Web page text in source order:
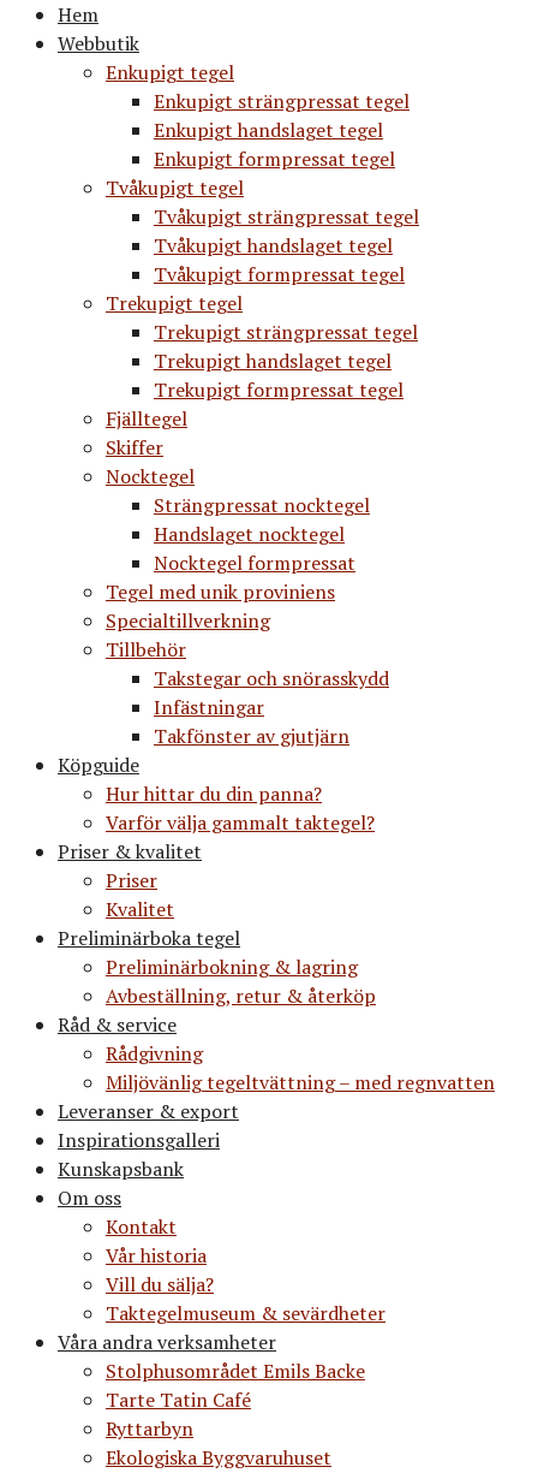
Hem
Webbutik
Enkupigt tegel
Enkupigt strängpressat tegel
Enkupigt handslaget tegel
Enkupigt formpressat tegel
Tvåkupigt tegel
Tvåkupigt strängpressat tegel
Tvåkupigt handslaget tegel
Tvåkupigt formpressat tegel
Trekupigt tegel
Trekupigt strängpressat tegel
Trekupigt handslaget tegel
Trekupigt formpressat tegel
Fjälltegel
Skiffer
Nocktegel
Strängpressat nocktegel
Handslaget nocktegel
Nocktegel formpressat
Tegel med unik proviniens
Specialtillverkning
Tillbehör
Takstegar och snörasskydd
Infästningar
Takfönster av gjutjärn
Köpguide
Hur hittar du din panna?
Varför välja gammalt taktegel?
Priser & kvalitet
Priser
Kvalitet
Preliminärboka tegel
Preliminärbokning & lagring
Avbeställning, retur & återköp
Råd & service
Rådgivning
Miljövänlig tegeltvättning – med regnvatten
Leveranser & export
Inspirationsgalleri
Kunskapsbank
Om oss
Kontakt
Vår historia
Vill du sälja?
Taktegelmuseum & sevärdheter
Våra andra verksamheter
Stolphusområdet Emils Backe
Tarte Tatin Café
Ryttarbyn
Ekologiska Byggvaruhuset